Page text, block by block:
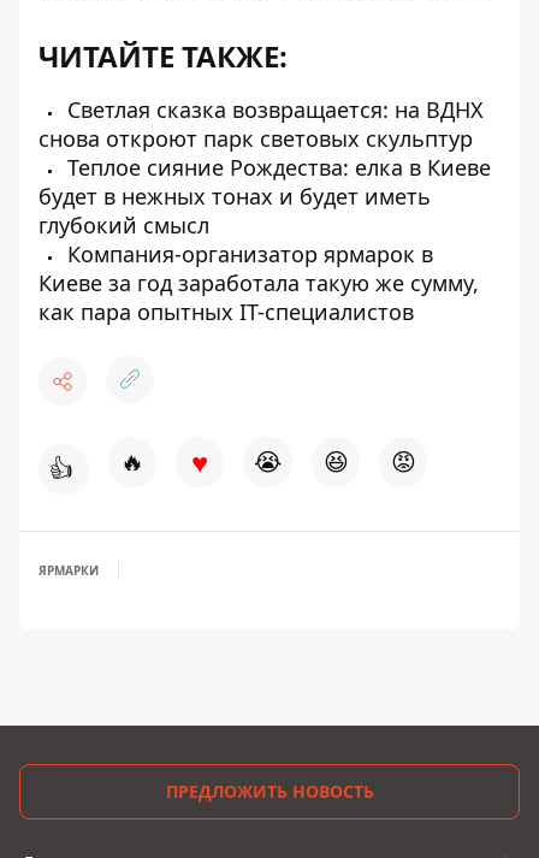
ЧИТАЙТЕ ТАКЖЕ:
Светлая сказка возвращается: на ВДНХ
снова откроют парк световых скульптур
Теплое сияние Рождества: елка в Киеве
будет в нежных тонах и будет иметь
глубокий смысл
Компания-организатор ярмарок в
Киеве за год заработала такую ​​же сумму,
как пара опытных IT-специалистов
👍 🔥 ♥ 😭 😆 😡
ЯРМАРКИ
ПРЕДЛОЖИТЬ НОВОСТЬ